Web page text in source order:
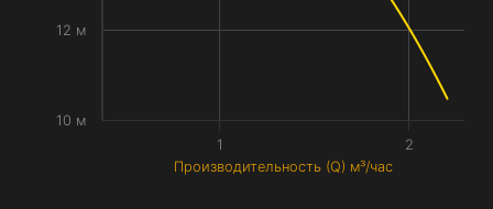
Производительность (Q) м³/час
1 2
10 м
12 м